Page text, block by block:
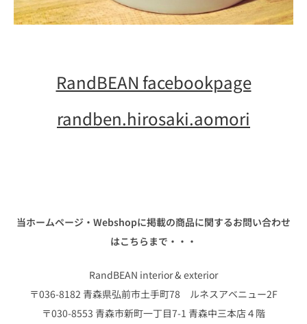
RandBEAN facebookpage
randben.hirosaki.aomori
当ホームページ・Webshopに掲載の商品に関するお問い合わせ
はこちらまで・・・
RandBEAN interior & exterior
〒036-8182 青森県弘前市土手町78 ルネスアベニュー2F
〒030-8553 青森市新町一丁目7-1 青森中三本店４階